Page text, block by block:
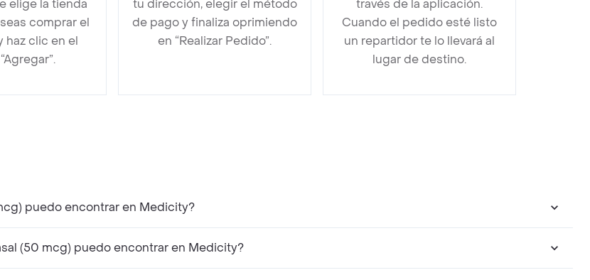
elige la tienda
comprar el
haz clic en el
tu dirección, elegir el método
de pago y finaliza oprimiendo
en “Realizar Pedido”.
través de la aplicación.
Cuando el pedido esté listo
un repartidor te lo llevará al
lugar de destino.
puedo encontrar en Medicity?
(50 mcg) puedo encontrar en Medicity?